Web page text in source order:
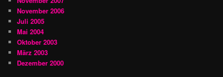
November 2006
Juli 2005
Mai 2004
Oktober 2003
März 2003
Dezember 2000